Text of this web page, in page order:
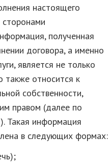
настоящего
сторонами
полученная
договора, а именно
является не только
также относится к
собственности,
правом (далее по
Такая информация
в следующих формах: